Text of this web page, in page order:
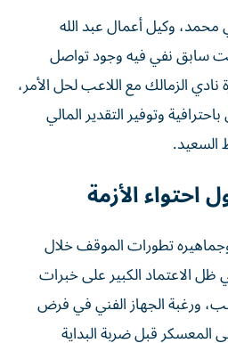
محمد، وكيل أعمال عبد الله
سابق نفي فيه وجود تواصل
الزمالك مع اللاعب لحل الأمر،
وتوفير التقدير المالي
السعيد.
احتواء الأزمة
تطورات الموقف خلال
الاعتماد الكبير على خبرات
ورغبة الجهاز الفني في فرض
المعسكر قبل ضربة البداية